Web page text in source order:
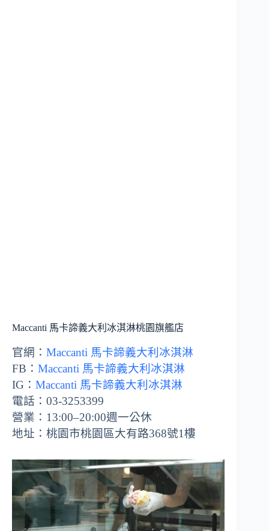
Maccanti 馬卡諦義大利冰淇淋桃園旗艦店
官網： Maccanti 馬卡諦義大利冰淇淋
FB： Maccanti 馬卡諦義大利冰淇淋
IG： Maccanti 馬卡諦義大利冰淇淋
電話：03-3253399
營業：13:00–20:00週一公休
地址：桃園市桃園區大有路368號1樓